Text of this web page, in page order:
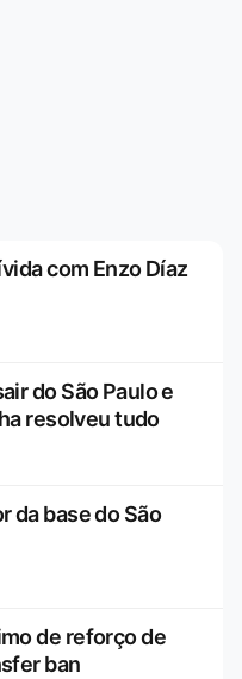
com Enzo Díaz
do São Paulo e
resolveu tudo
da base do São
de reforço de
ban